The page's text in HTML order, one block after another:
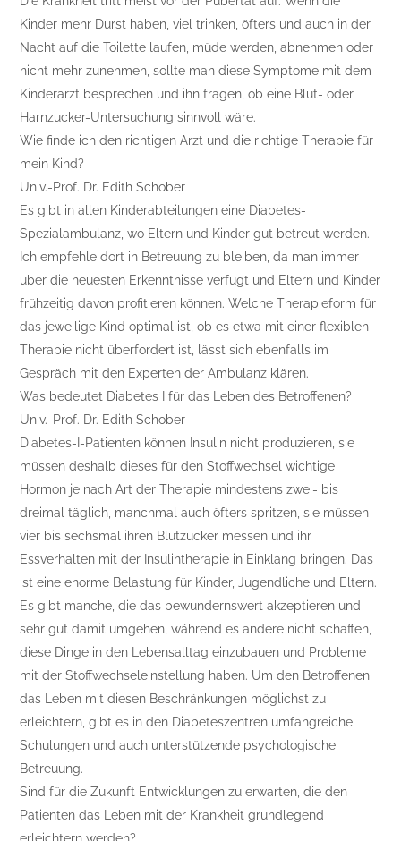
Kinder mehr Durst haben, viel trinken, öfters und auch in der
Nacht auf die Toilette laufen, müde werden, abnehmen oder
nicht mehr zunehmen, sollte man diese Symptome mit dem
Kinderarzt besprechen und ihn fragen, ob eine Blut- oder
Harnzucker-Untersuchung sinnvoll wäre.
Wie finde ich den richtigen Arzt und die richtige Therapie für
mein Kind?
Univ.-Prof. Dr. Edith Schober
Es gibt in allen Kinderabteilungen eine Diabetes-
Spezialambulanz, wo Eltern und Kinder gut betreut werden.
Ich empfehle dort in Betreuung zu bleiben, da man immer
über die neuesten Erkenntnisse verfügt und Eltern und Kinder
frühzeitig davon profitieren können. Welche Therapieform für
das jeweilige Kind optimal ist, ob es etwa mit einer flexiblen
Therapie nicht überfordert ist, lässt sich ebenfalls im
Gespräch mit den Experten der Ambulanz klären.
Was bedeutet Diabetes I für das Leben des Betroffenen?
Univ.-Prof. Dr. Edith Schober
Diabetes-I-Patienten können Insulin nicht produzieren, sie
müssen deshalb dieses für den Stoffwechsel wichtige
Hormon je nach Art der Therapie mindestens zwei- bis
dreimal täglich, manchmal auch öfters spritzen, sie müssen
vier bis sechsmal ihren Blutzucker messen und ihr
Essverhalten mit der Insulintherapie in Einklang bringen. Das
ist eine enorme Belastung für Kinder, Jugendliche und Eltern.
Es gibt manche, die das bewundernswert akzeptieren und
sehr gut damit umgehen, während es andere nicht schaffen,
diese Dinge in den Lebensalltag einzubauen und Probleme
mit der Stoffwechseleinstellung haben. Um den Betroffenen
das Leben mit diesen Beschränkungen möglichst zu
erleichtern, gibt es in den Diabeteszentren umfangreiche
Schulungen und auch unterstützende psychologische
Betreuung.
Sind für die Zukunft Entwicklungen zu erwarten, die den
Patienten das Leben mit der Krankheit grundlegend